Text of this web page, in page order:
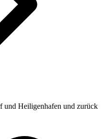
und Heiligenhafen und zurück